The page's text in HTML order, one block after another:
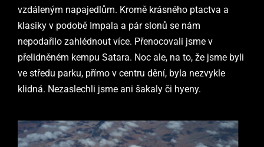
vzdáleným napajedlům. Kromě krásného ptactva a
klasiky v podobě Impala a pár slonů se nám
nepodařilo zahlédnout více. Přenocovali jsme v
přelidněném kempu Satara. Noc ale, na to, že jsme byli
ve středu parku, přímo v centru dění, byla nezvykle
klidná. Nezaslechli jsme ani šakaly či hyeny.